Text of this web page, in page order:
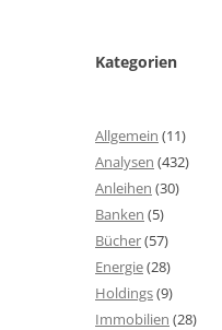
Kategorien
Allgemein (11)
Analysen (432)
Anleihen (30)
Banken (5)
Bücher(57)
Energie(28)
Holdings(9)
Immobilien (28)